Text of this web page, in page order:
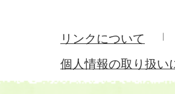
リンクについて
個人情報の取り扱い